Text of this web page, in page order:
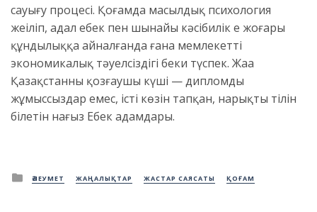
сауығу процесі. Қоғамда масылдық психология
жеңіліп, адал еңбек пен шынайы кәсібилік ең жоғары
құндылыққа айналғанда ғана мемлекеттің
экономикалық тәуелсіздігі беки түспек. Жаңа
Қазақстанның қозғаушы күші — дипломды
жұмыссыздар емес, істің көзін тапқан, нарықтың тілін
білетін нағыз Еңбек адамдары.
Posted
in
ӘЛЕУМЕТ ЖАҢАЛЫҚТАР ЖАСТАР САЯСАТЫ ҚОҒАМ